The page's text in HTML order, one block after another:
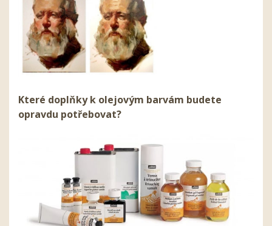
Které doplňky k olejovým barvám budete
opravdu potřebovat?